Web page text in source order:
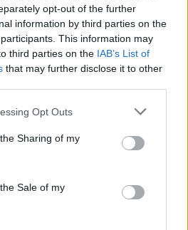
opt-out of the further
information by third parties on the
This information may
third parties on the IAB’s List of
that may further disclose it to other
app uses one or more Google
usage behaviour. You may click to
and its third-party tags to
purposes in below Google
Opt Outs
Sharing of my
Sale of my
νεκροί
Pod: Τεχνητή
επίπεδο
– Βίντεο